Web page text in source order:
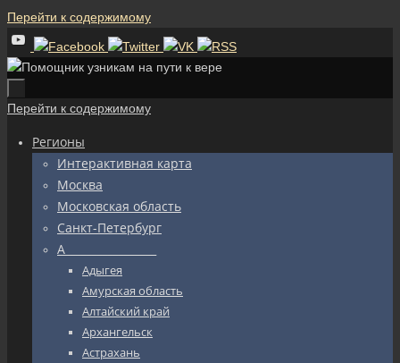
Перейти к содержимому
Перейти к содержимому
Регионы
Интерактивная карта
Москва
Московская область
Санкт-Петербург
А_________________
Адыгея
Амурская область
Алтайский край
Архангельск
Астрахань